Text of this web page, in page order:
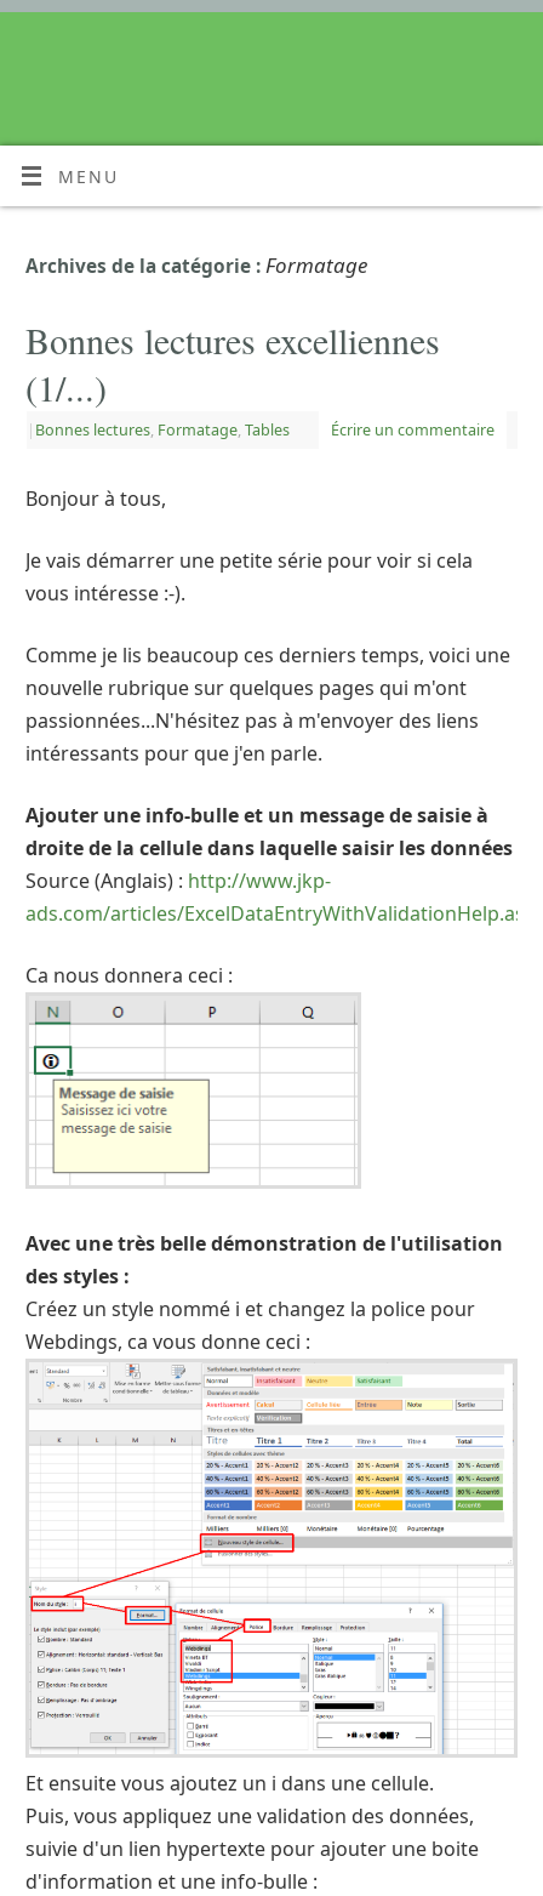
MENU
Archives de la catégorie :Formatage
Bonnes lectures excelliennes
(1/...)
| Bonnes lectures, Formatage, Tables Écrire un commentaire
Bonjour à tous,
Je vais démarrer une petite série pour voir si cela
vous intéresse :-).
Comme je lis beaucoup ces derniers temps, voici une
nouvelle rubrique sur quelques pages qui m'ont
passionnées...N'hésitez pas à m'envoyer des liens
intéressants pour que j'en parle.
Ajouter une info-bulle et un message de saisie à
droite de la cellule dans laquelle saisir les données
Source (Anglais) : http://www.jkp-
ads.com/articles/ExcelDataEntryWithValidationHelp.asp
Ca nous donnera ceci :
Avec une très belle démonstration de l'utilisation
des styles :
Créez un style nommé i et changez la police pour
Webdings, ca vous donne ceci :
Et ensuite vous ajoutez un i dans une cellule.
Puis, vous appliquez une validation des données,
suivie d'un lien hypertexte pour ajouter une boite
d'information et une info-bulle :